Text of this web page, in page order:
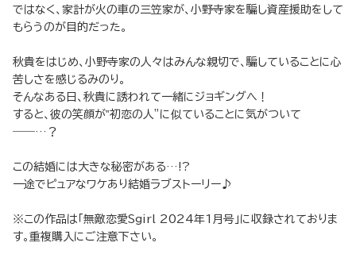
ではなく、家計が火の車の三笠家が、小野寺家を騙し資産援助をして
もらうのが目的だった。
秋貴をはじめ、小野寺家の人々はみんな親切で、騙していることに心
苦しさを感じるみのり。
そんなある日、秋貴に誘われて一緒にジョギングへ！
すると、彼の笑顔が‟初恋の人”に似ていることに気がついて
――…？
この結婚には大きな秘密がある…!?
一途でピュアなワケあり結婚ラブストーリー♪
※この作品は「無敵恋愛Sgirl 2024年1月号」に収録されておりま
す。重複購入にご注意下さい。